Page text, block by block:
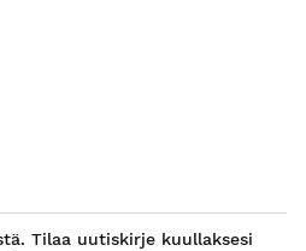
Tilaa uutiskirje kuullaksesi